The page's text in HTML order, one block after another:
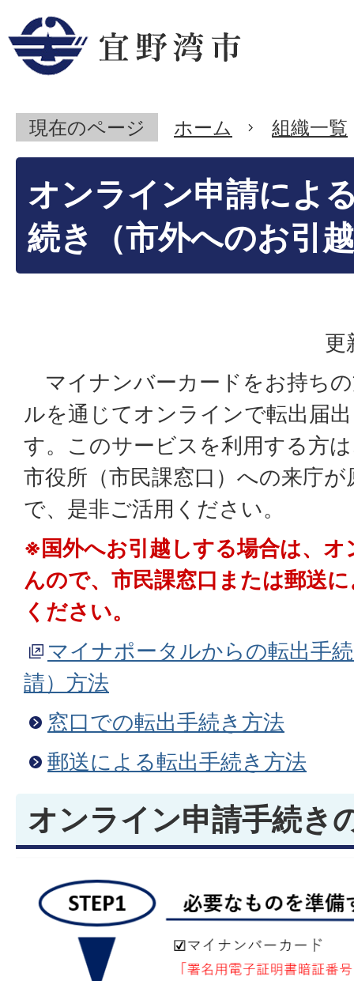
現在のページ ホーム 組織一覧
オンライン申請によ
続き（市外へのお引
更
マイナンバーカードをお持ち
ルを通じてオンラインで転出届
す。このサービスを利用する方
市役所（市民課窓口）への来庁
で、是非ご活用ください。
※国外へお引越しする場合は、
んので、市民課窓口または郵送
ください。
マイナポータルからの転出手
請）方法
窓口での転出手続き方法
郵送による転出手続き方法
オンライン申請手続き